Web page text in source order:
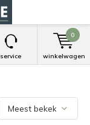
service winkelwagen
0